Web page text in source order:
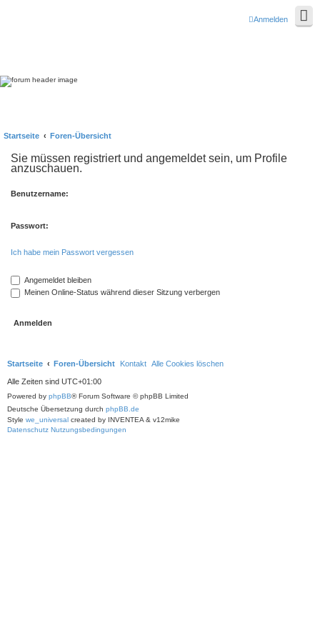
Anmelden
Startseite Foren-Übersicht
Sie müssen registriert und angemeldet sein, um Profile
anzuschauen.
Benutzername:
Passwort:
Ich habe mein Passwort vergessen
Angemeldet bleiben
Meinen Online-Status während dieser Sitzung verbergen
Startseite Foren-Übersicht Kontakt Alle Cookies löschen
Alle Zeiten sind UTC+01:00
Powered by phpBB® Forum Software © phpBB Limited
Deutsche Übersetzung durch phpBB.de
Style we_universal created by INVENTEA & v12mike
Datenschutz Nutzungsbedingungen